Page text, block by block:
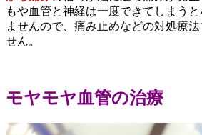
もや血管と神経は一度できてしまう
ませんので、痛み止めなどの対処療
せん。
モヤモヤ血管の治療